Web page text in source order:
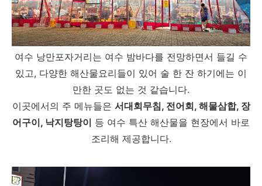
여수 낭만포자거리는 여수 밤바다를 전망하면서 들길 수
있고, 다양한 해산물요리들이 있어 술 한 잔 하기에는 이
만한 곳도 없는 것 같습니다.
이곳에서의 주 메뉴들은 서대회무침, 전어회, 해물삼합, 장
어구이, 낙지탕탕이 등 여수 특산 해산물을 현장에서 바로
조리해 제공합니다.